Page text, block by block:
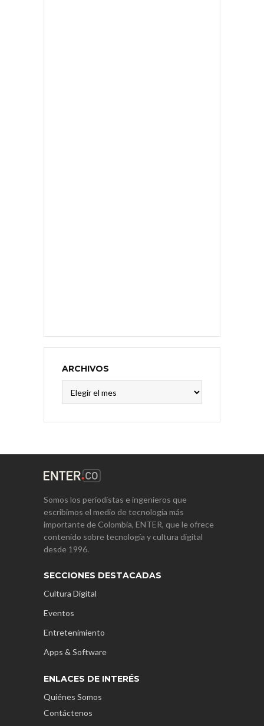
ARCHIVOS
Somos los periodistas e ingenieros que
escribimos el medio de tecnología más
importante de Colombia, ENTER, que le ofrece
contenido sobre tecnología y cultura digital
desde 1996.
SECCIONES DESTACADAS
Cultura Digital
Eventos
Entretenimiento
Apps & Software
ENLACES DE INTERÉS
Quiénes Somos
Contáctenos